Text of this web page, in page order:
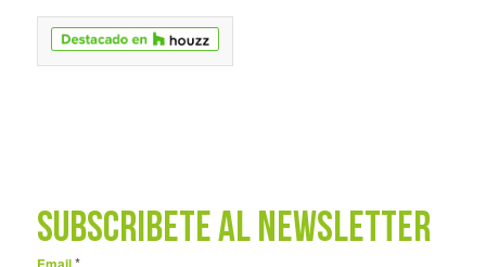
SUBSCRÍBETE AL NEWSLETTER